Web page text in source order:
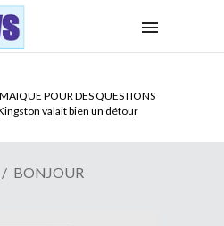
POUR DES QUESTIONS
Kingston valait bien un détour
BONJOUR